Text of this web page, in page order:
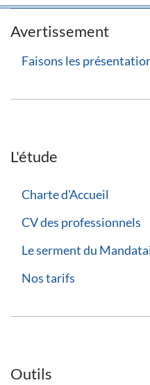
Avertissement
Faisons les
L'étude
Charte d'Accueil
CV des professionnels
Le serment du
Nos tarifs
Outils